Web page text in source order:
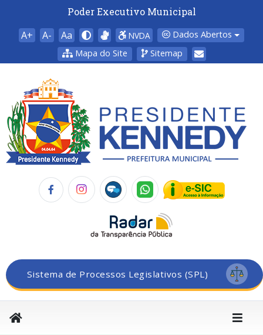
Poder Executivo Municipal
A+ A- Aa NVDA
Dados Abertos
Mapa do Site
Sitemap
Sistema de Processos Legislativos (SPL)